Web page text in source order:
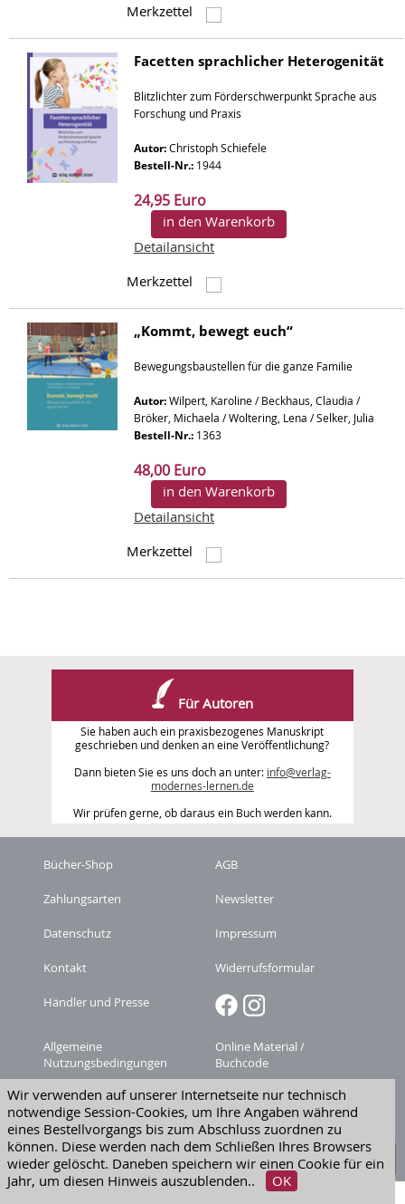
Merkzettel
Facetten sprachlicher Heterogenität
Blitzlichter zum Förderschwerpunkt Sprache aus
Forschung und Praxis
Autor: Christoph Schiefele
Bestell-Nr.: 1944
24,95 Euro
in den Warenkorb
Detailansicht
Merkzettel
„Kommt, bewegt euch“
Bewegungsbaustellen für die ganze Familie
Autor: Wilpert, Karoline / Beckhaus, Claudia /
Bröker, Michaela / Woltering, Lena / Selker, Julia
Bestell-Nr.: 1363
48,00 Euro
in den Warenkorb
Detailansicht
Merkzettel
Wir verwenden auf unserer Internetseite nur technisch
notwendige Session-Cookies, um Ihre Angaben während
eines Bestellvorgangs bis zum Abschluss zuordnen zu
können. Diese werden nach dem Schließen Ihres Browsers
wieder gelöscht. Daneben speichern wir einen Cookie für ein
Jahr, um diesen Hinweis auszublenden..
OK
Für Autoren
Sie haben auch ein praxisbezogenes Manuskript
geschrieben und denken an eine Veröffentlichung?
Dann bieten Sie es uns doch an unter: info@verlag-
modernes-lernen.de
Wir prüfen gerne, ob daraus ein Buch werden kann.
Bücher-Shop AGB
Zahlungsarten Newsletter
Datenschutz Impressum
Kontakt Widerrufsformular
Händler und Presse
Allgemeine
Nutzungsbedingungen
Online Material /
Buchcode
Zeitschriften-
Abonnement kündigen
Versandkosten
Widerruf erklären